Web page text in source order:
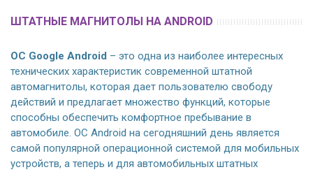
ШТАТНЫЕ МАГНИТОЛЫ НА ANDROID
ОС Google Android – это одна из наиболее интересных
технических характеристик современной штатной
автомагнитолы, которая дает пользователю свободу
действий и предлагает множество функций, которые
способны обеспечить комфортное пребывание в
автомобиле. ОС Android на сегодняшний день является
самой популярной операционной системой для мобильных
устройств, а теперь и для автомобильных штатных